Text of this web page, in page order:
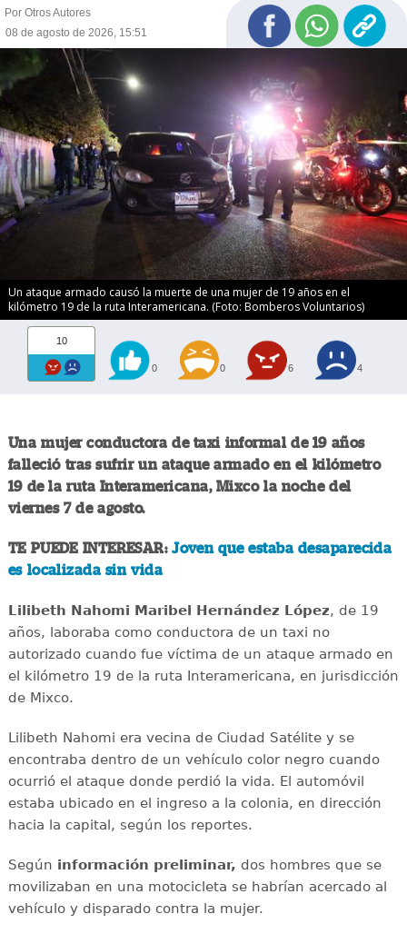
Por Otros Autores
08 de agosto de 2026, 15:51
Un ataque armado causó la muerte de una mujer de 19 años en el
kilómetro 19 de la ruta Interamericana. (Foto: Bomberos Voluntarios)
10
0 0 6 4
Una mujer conductora de taxi informal de 19 años
falleció tras sufrir un ataque armado en el kilómetro
19 de la ruta Interamericana, Mixco la noche del
viernes 7 de agosto.
TE PUEDE INTERESAR:Joven que estaba desaparecida
es localizada sin vida
Lilibeth Nahomi Maribel Hernández López, de 19
años, laboraba como conductora de un taxi no
autorizado cuando fue víctima de un ataque armado en
el kilómetro 19 de la ruta Interamericana, en jurisdicción
de Mixco.
Lilibeth Nahomi era vecina de Ciudad Satélite y se
encontraba dentro de un vehículo color negro cuando
ocurrió el ataque donde perdió la vida. El automóvil
estaba ubicado en el ingreso a la colonia, en dirección
hacia la capital, según los reportes.
Según información preliminar, dos hombres que se
movilizaban en una motocicleta se habrían acercado al
vehículo y disparado contra la mujer.